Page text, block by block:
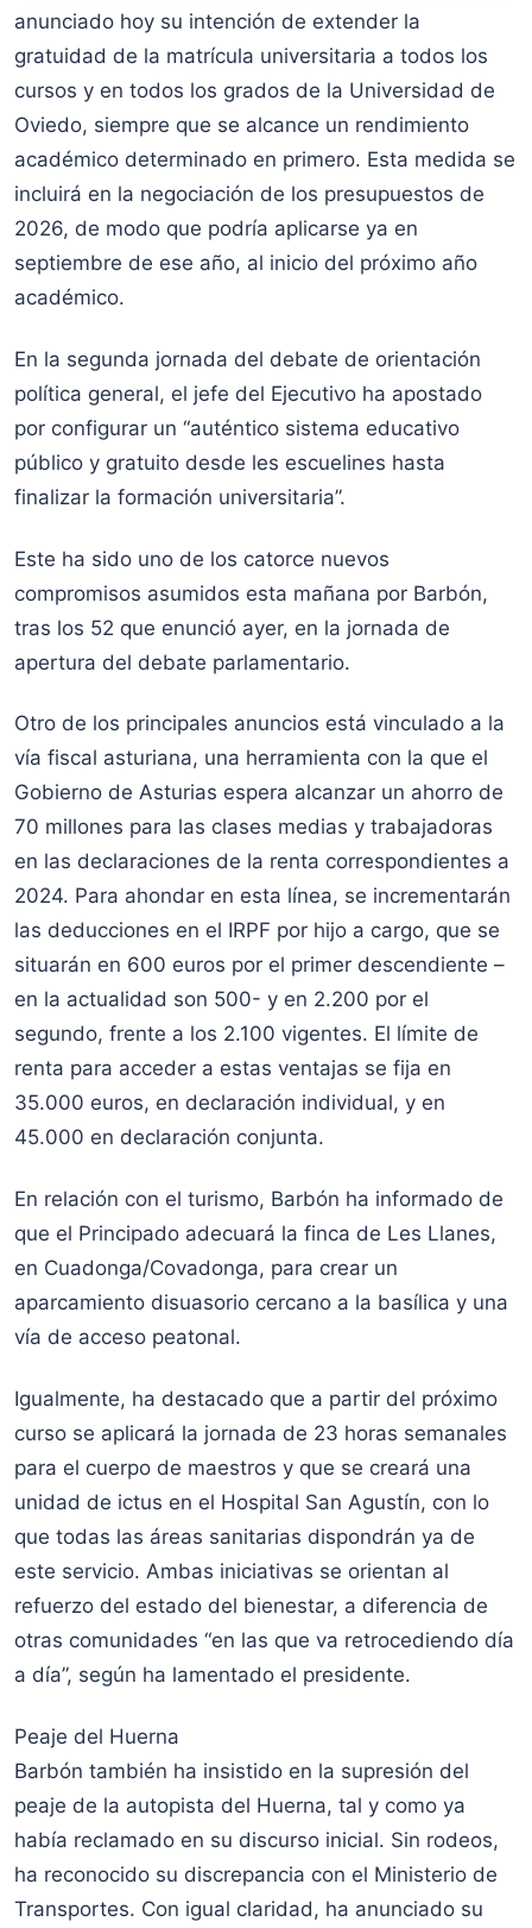
anunciado hoy su intención de extender la
gratuidad de la matrícula universitaria a todos los
cursos y en todos los grados de la Universidad de
Oviedo, siempre que se alcance un rendimiento
académico determinado en primero. Esta medida se
incluirá en la negociación de los presupuestos de
2026, de modo que podría aplicarse ya en
septiembre de ese año, al inicio del próximo año
académico.
En la segunda jornada del debate de orientación
política general, el jefe del Ejecutivo ha apostado
por configurar un “auténtico sistema educativo
público y gratuito desde les escuelines hasta
finalizar la formación universitaria”.
Este ha sido uno de los catorce nuevos
compromisos asumidos esta mañana por Barbón,
tras los 52 que enunció ayer, en la jornada de
apertura del debate parlamentario.
Otro de los principales anuncios está vinculado a la
vía fiscal asturiana, una herramienta con la que el
Gobierno de Asturias espera alcanzar un ahorro de
70 millones para las clases medias y trabajadoras
en las declaraciones de la renta correspondientes a
2024. Para ahondar en esta línea, se incrementarán
las deducciones en el IRPF por hijo a cargo, que se
situarán en 600 euros por el primer descendiente –
en la actualidad son 500- y en 2.200 por el
segundo, frente a los 2.100 vigentes. El límite de
renta para acceder a estas ventajas se fija en
35.000 euros, en declaración individual, y en
45.000 en declaración conjunta.
En relación con el turismo, Barbón ha informado de
que el Principado adecuará la finca de Les Llanes,
en Cuadonga/Covadonga, para crear un
aparcamiento disuasorio cercano a la basílica y una
vía de acceso peatonal.
Igualmente, ha destacado que a partir del próximo
curso se aplicará la jornada de 23 horas semanales
para el cuerpo de maestros y que se creará una
unidad de ictus en el Hospital San Agustín, con lo
que todas las áreas sanitarias dispondrán ya de
este servicio. Ambas iniciativas se orientan al
refuerzo del estado del bienestar, a diferencia de
otras comunidades “en las que va retrocediendo día
a día”, según ha lamentado el presidente.
Peaje del Huerna
Barbón también ha insistido en la supresión del
peaje de la autopista del Huerna, tal y como ya
había reclamado en su discurso inicial. Sin rodeos,
ha reconocido su discrepancia con el Ministerio de
Transportes. Con igual claridad, ha anunciado su